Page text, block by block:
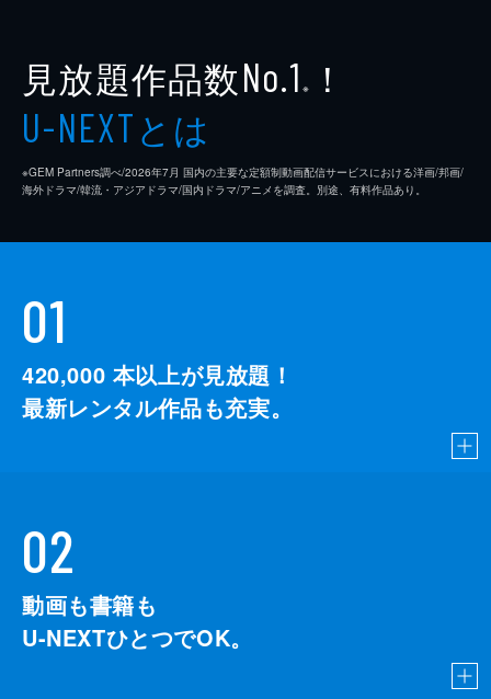
見放題作品数No.1 ※ ！
U-NEXTとは
※GEM Partners調べ/2026年7⽉ 国内の主要な定額制動画配信サービスにおける洋画/邦画/
海外ドラマ/韓流・アジアドラマ/国内ドラマ/アニメを調査。別途、有料作品あり。
01
420,000 本以上が見放題！
最新レンタル作品も充実。
02
動画も書籍も
U-NEXTひとつでOK。